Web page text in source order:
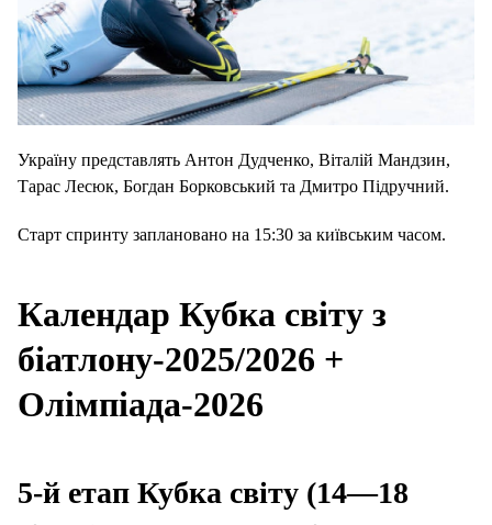
Україну представлять Антон Дудченко, Віталій Мандзин,
Тарас Лесюк, Богдан Борковський та Дмитро Підручний.
Старт спринту заплановано на 15:30 за київським часом.
Календар Кубка світу з
біатлону-2025/2026 +
Олімпіада-2026
5-й етап Кубка світу (14—18